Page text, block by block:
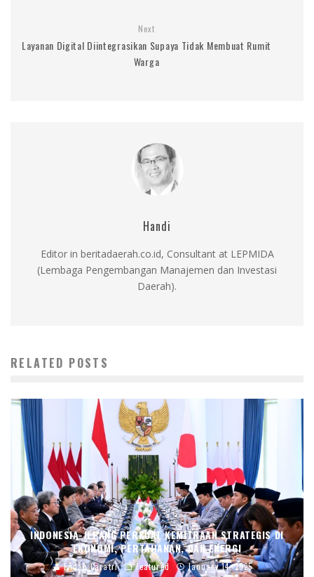
Next
Layanan Digital Diintegrasikan Supaya Tidak Membuat Rumit
Warga
Handi
Editor in beritadaerah.co.id, Consultant at LEPMIDA
(Lembaga Pengembangan Manajemen dan Investasi
Daerah).
RELATED POSTS
INDONESIA-JEPANG PERKUAT KEMITRAAN STRATEGIS DI
EKONOMI, PERTAHANAN, DAN ENERGI
Endah Caratri Featured January 14, 2025